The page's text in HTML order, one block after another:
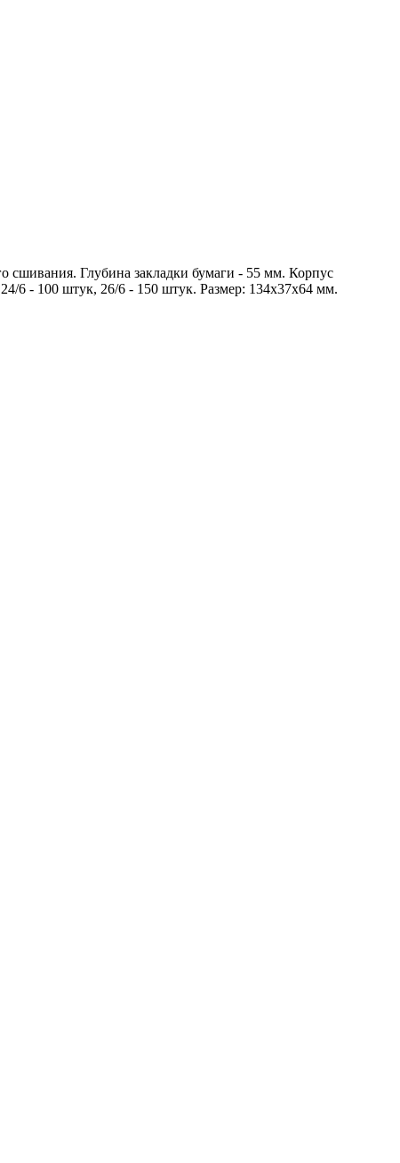
сшивания. Глубина закладки бумаги - 55 мм. Корпус
6 - 100 штук, 26/6 - 150 штук. Размер: 134x37x64 мм.